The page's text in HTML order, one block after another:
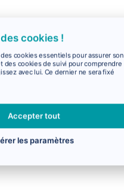
cookies !
cookies essentiels pour assurer son
des cookies de suivi pour comprendre
avec lui. Ce dernier ne sera fixé
Accepter tout
les paramètres